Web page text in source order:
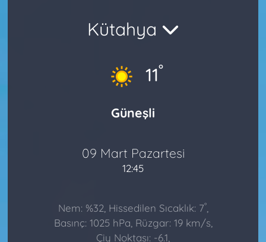
Kütahya
11°
Güneşli
09 Mart Pazartesi
12:45
Nem: %32, Hissedilen Sıcaklık: 7°,
Basınç: 1025 hPa, Rüzgar: 19 km/s,
Çiy Noktası: -6.1,